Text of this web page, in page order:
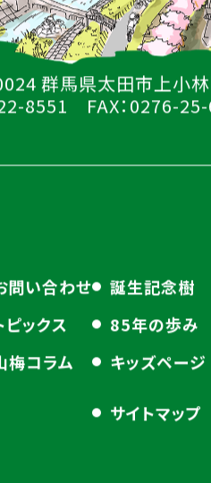
群馬県太田市上小
8551 FAX：0276-
問い合わせ
ピックス
梅コラム
誕生記念樹
85年の歩み
キッズページ
サイトマップ